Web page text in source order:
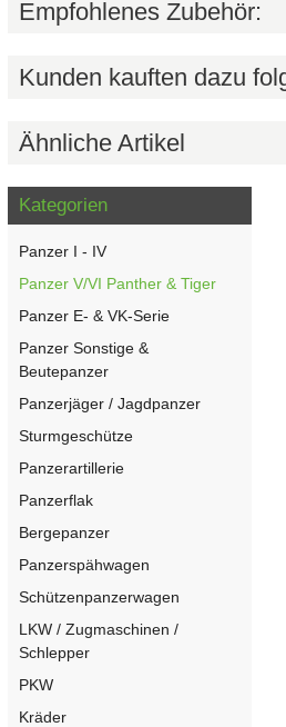
Empfohlenes Zubehör:
Kunden kauften dazu
Ähnliche Artikel
Kategorien
Panzer I - IV
Panzer V/VI Panther & Tiger
Panzer E- & VK-Serie
Panzer Sonstige &
Beutepanzer
Panzerjäger / Jagdpanzer
Sturmgeschütze
Panzerartillerie
Panzerflak
Bergepanzer
Panzerspähwagen
Schützenpanzerwagen
LKW / Zugmaschinen /
Schlepper
PKW
Kräder